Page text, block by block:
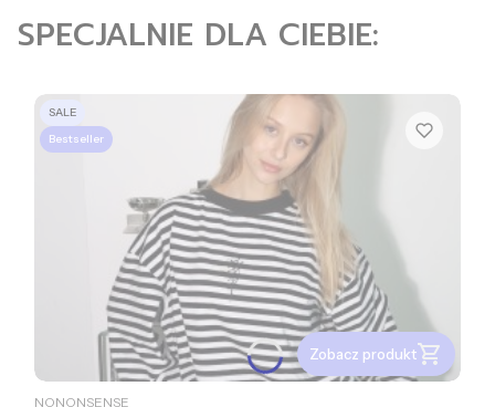
SPECJALNIE DLA CIEBIE:
SALE
Bestseller
Zobacz produkt
PRODUCENT
NONONSENSE